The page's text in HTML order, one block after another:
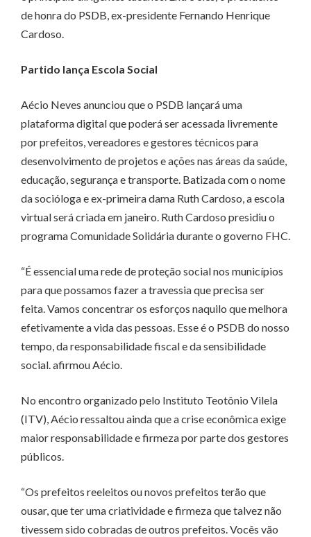
de honra do PSDB, ex-presidente Fernando Henrique
Cardoso.
Partido lança Escola Social
Aécio Neves anunciou que o PSDB lançará uma
plataforma digital que poderá ser acessada livremente
por prefeitos, vereadores e gestores técnicos para
desenvolvimento de projetos e ações nas áreas da saúde,
educação, segurança e transporte. Batizada com o nome
da socióloga e ex-primeira dama Ruth Cardoso, a escola
virtual será criada em janeiro. Ruth Cardoso presidiu o
programa Comunidade Solidária durante o governo FHC.
“É essencial uma rede de proteção social nos municípios
para que possamos fazer a travessia que precisa ser
feita. Vamos concentrar os esforços naquilo que melhora
efetivamente a vida das pessoas. Esse é o PSDB do nosso
tempo, da responsabilidade fiscal e da sensibilidade
social. afirmou Aécio.
No encontro organizado pelo Instituto Teotônio Vilela
(ITV), Aécio ressaltou ainda que a crise econômica exige
maior responsabilidade e firmeza por parte dos gestores
públicos.
“Os prefeitos reeleitos ou novos prefeitos terão que
ousar, que ter uma criatividade e firmeza que talvez não
tivessem sido cobradas de outros prefeitos. Vocês vão